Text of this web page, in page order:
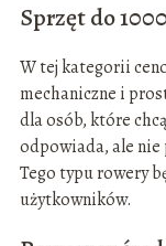
Sprzęt do
W tej kategorii
mechaniczne i
dla osób, które
odpowiada, ale nie
Tego typu rowery
użytkowników.